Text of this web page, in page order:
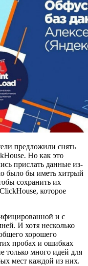
предложили снять
Но как это
прислать данные из-
было бы иметь хитрый
сохранить их
которое
и с
И хотя несколько
хорошего
пробах и ошибках
только много идей для
мест каждой из них.